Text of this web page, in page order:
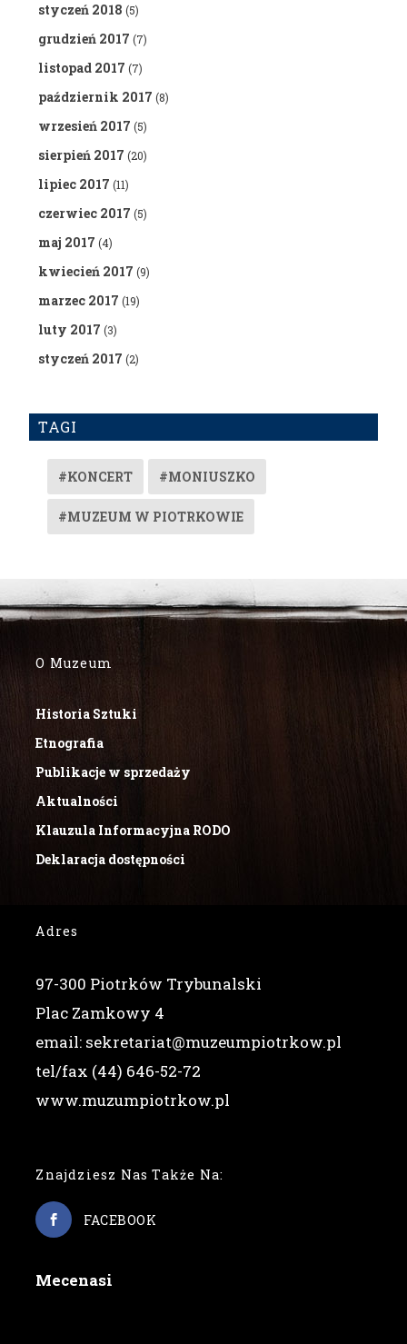
styczeń 2018 (5)
grudzień 2017 (7)
listopad 2017 (7)
październik 2017 (8)
wrzesień 2017 (5)
sierpień 2017 (20)
lipiec 2017 (11)
czerwiec 2017 (5)
maj 2017 (4)
kwiecień 2017 (9)
marzec 2017 (19)
luty 2017 (3)
styczeń 2017 (2)
TAGI
#KONCERT #MONIUSZKO
#MUZEUM W PIOTRKOWIE
O Muzeum
Historia Sztuki
Etnografia
Publikacje w sprzedaży
Aktualności
Klauzula Informacyjna RODO
Deklaracja dostępności
Adres
97-300 Piotrków Trybunalski
Plac Zamkowy 4
email: sekretariat@muzeumpiotrkow.pl
tel/fax (44) 646-52-72
www.muzumpiotrkow.pl
Znajdziesz Nas Także Na:
FACEBOOK
Mecenasi